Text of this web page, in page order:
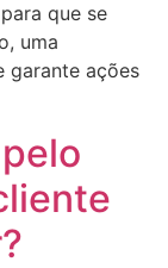
que se
uma
garante ações